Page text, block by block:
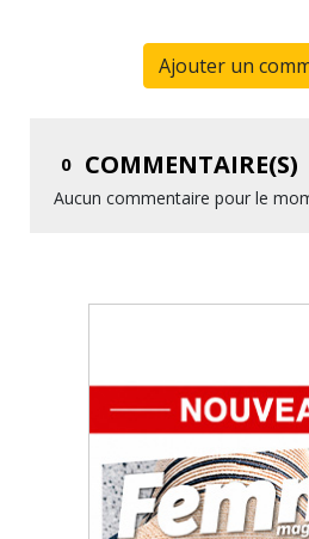
Ajouter un
0 COMMENTAIRE(S)
Aucun commentaire pour le